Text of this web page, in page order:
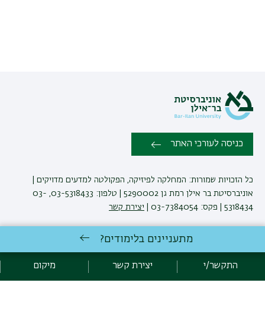
כניסה לעורכי האתר
כל הזכויות שמורות: המחלקה לפיזיקה, הפקולטה למדעים מדויקים |
אוניברסיטת בר אילן רמת גן 5290002 | טלפון: 03-5318433, 03-
5318434 | פקס: 03-7384054 |
יצירת קשר
באוניברסיטת בר-אילן
הצהרת נגישות
מדיניות פרטיות
מתעניינים בלימודים?
התקשר/י יצירת קשר מיקום